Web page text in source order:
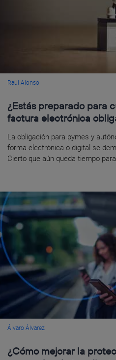
Raúl Alonso
¿Estás preparado para
factura electrónica
La obligación para pymes y
forma electrónica o digital se
Cierto que aún queda tiempo
Álvaro Álvarez
¿Cómo mejorar la